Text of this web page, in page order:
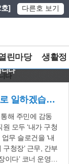
호] 다른호 보기
린마당 생활정
니다
사상구공무원, ‘내가 구청장이다’ 각오로 일하겠습니다
모두 ‘내가 구청
무 슬로건을 ‘내
구청장’ 근무, 간부
이다’ 코너 운영,